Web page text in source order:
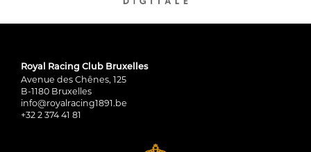
Royal Racing Club Bruxelles
Avenue des Chênes, 125
B-1180 Bruxelles
info@royalracing1891.be
+32 2 374 41 81